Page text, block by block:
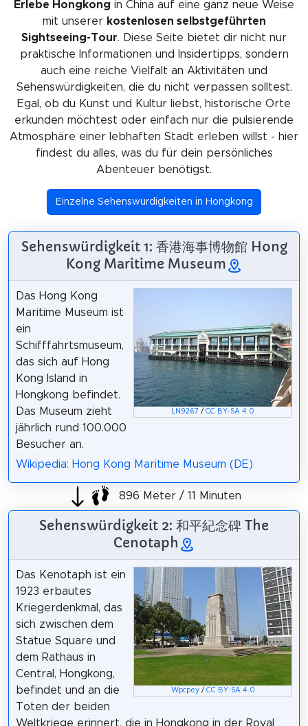
Erlebe Hongkong in China auf eine ganz neue Weise
mit unserer kostenlosen selbstgeführten
Sightseeing-Tour. Diese Seite bietet dir nicht nur
praktische Informationen und Insidertipps, sondern
auch eine reiche Vielfalt an Aktivitäten und
Sehenswürdigkeiten, die du nicht verpassen solltest.
Egal, ob du Kunst und Kultur liebst, historische Orte
erkunden möchtest oder einfach nur die pulsierende
Atmosphäre einer lebhaften Stadt erleben willst - hier
findest du alles, was du für dein persönliches
Abenteuer benötigst.
Einzelne Sehenswürdigkeiten in Hongkong
Sehenswürdigkeit 1: 香港海事博物館 Hong
Kong Maritime Museum
LN9267 /CC BY-SA 4.0
Das Hong Kong
Maritime Museum ist
ein
Schifffahrtsmuseum,
das sich auf Hong
Kong Island in
Hongkong befindet.
Das Museum zieht
jährlich rund 100.000
Besucher an.
Wikipedia: Hong Kong Maritime Museum (DE)
896 Meter / 11 Minuten
Sehenswürdigkeit 2: 和平紀念碑 The
Cenotaph
Wpcpey/ CC BY-SA 4.0
Das Kenotaph ist ein
1923 erbautes
Kriegerdenkmal, das
sich zwischen dem
Statue Square und
dem Rathaus in
Central, Hongkong,
befindet und an die
Toten der beiden
Weltkriege erinnert, die in Hongkong in der Royal